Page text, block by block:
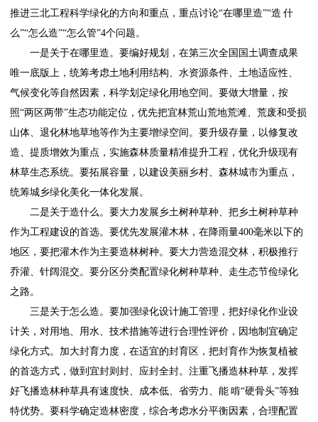
推进三北工程科学绿化的方向和重点，重点讨论“在哪里造”“造 什
么”“怎么造”“怎么管”4个问题。
一是关于在哪里造。要编好规划，在第三次全国国土调查成果
唯一底版上，统筹考虑土地利用结构、水资源条件、土地适应性、
气候变化等自然因素，科学划定绿化用地空间。要做大增量，按
照“两区两带”生态功能定位，优先把宜林荒山荒地荒滩、荒废和受损
山体、退化林地草地等作为主要增绿空间。要升级存量，以修复改
造、提质增效为重点，实施森林质量精准提升工程，优化升级现有
林草生态系统。要拓展容量，以建设美丽乡村、森林城市为重点，
统筹城乡绿化美化一体化发展。
二是关于造什么。要大力发展乡土树种草种、把乡土树种草种
作为工程建设的首选。要优先发展灌木林，在降雨量400毫米以下的
地区，要把灌木作为主要造林树种。要大力营造混交林，积极推行
乔灌、针阔混交。要分区分类配置绿化树种草种、走生态节俭绿化
之路。
三是关于怎么造。要加强绿化设计施工管理，把好绿化作业设
计关，对用地、用水、技术措施等进行合理性评价，因地制宜确定
绿化方式。加大封育力度，在适宜的封育区，把封育作为恢复植被
的首选方式，做到宜封则封、应封全封。注重飞播造林种草，发挥
好飞播造林种草具有速度快、成本低、省劳力、能 啃“硬骨头”等独
特优势。要科学确定造林密度，综合考虑水分平衡因素，合理配置